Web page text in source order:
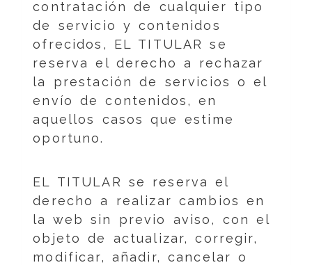
contratación de cualquier tipo
de servicio y contenidos
ofrecidos, EL TITULAR se
reserva el derecho a rechazar
la prestación de servicios o el
envío de contenidos, en
aquellos casos que estime
oportuno.
EL TITULAR se reserva el
derecho a realizar cambios en
la web sin previo aviso, con el
objeto de actualizar, corregir,
modificar, añadir, cancelar o